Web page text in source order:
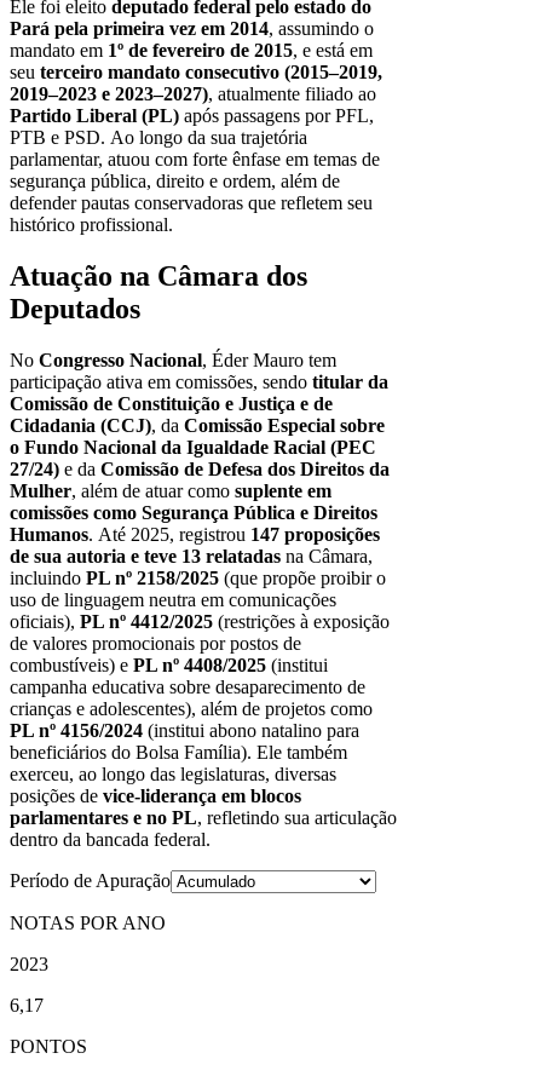
Ele foi eleito deputado federal pelo estado do
Pará pela primeira vez em 2014, assumindo o
mandato em 1º de fevereiro de 2015, e está em
seu terceiro mandato consecutivo (2015–2019,
2019–2023 e 2023–2027), atualmente filiado ao
Partido Liberal (PL) após passagens por PFL,
PTB e PSD. Ao longo da sua trajetória
parlamentar, atuou com forte ênfase em temas de
segurança pública, direito e ordem, além de
defender pautas conservadoras que refletem seu
histórico profissional.
Atuação na Câmara dos
Deputados
No Congresso Nacional, Éder Mauro tem
participação ativa em comissões, sendo titular da
Comissão de Constituição e Justiça e de
Cidadania (CCJ), da Comissão Especial sobre
o Fundo Nacional da Igualdade Racial (PEC
27/24) e da Comissão de Defesa dos Direitos da
Mulher, além de atuar como suplente em
comissões como Segurança Pública e Direitos
Humanos. Até 2025, registrou 147 proposições
de sua autoria e teve 13 relatadas na Câmara,
incluindo PL nº 2158/2025 (que propõe proibir o
uso de linguagem neutra em comunicações
oficiais), PL nº 4412/2025 (restrições à exposição
de valores promocionais por postos de
combustíveis) e PL nº 4408/2025 (institui
campanha educativa sobre desaparecimento de
crianças e adolescentes), além de projetos como
PL nº 4156/2024 (institui abono natalino para
beneficiários do Bolsa Família). Ele também
exerceu, ao longo das legislaturas, diversas
posições de vice-liderança em blocos
parlamentares e no PL, refletindo sua articulação
dentro da bancada federal.
Período de Apuração
NOTAS POR ANO
2023
6,17
PONTOS